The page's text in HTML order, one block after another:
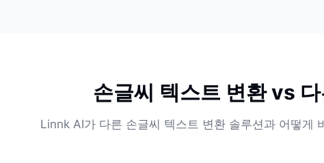
손글씨 텍스트 변환 vs
Linnk AI가 다른 손글씨 텍스트 변환 솔루션과 어떻게